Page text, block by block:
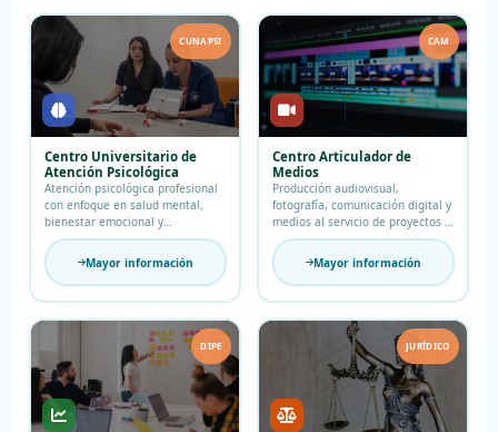
CUNAPSI
Centro Universitario de
Atención Psicológica
Atención psicológica profesional
con enfoque en salud mental,
bienestar emocional y
acompañamiento integral.
Mayor información
CAM
Centro Articulador de
Medios
Producción audiovisual,
fotografía, comunicación digital y
medios al servicio de proyectos y
comunidades.
Mayor información
DIPE JURÍDICO